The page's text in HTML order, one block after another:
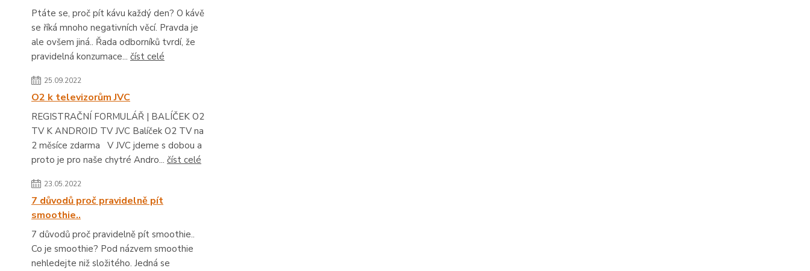
Ptáte se, proč pít kávu každý den? O kávě
se říká mnoho negativních věcí. Pravda je
ale ovšem jiná.. Řada odborníků tvrdí, že
pravidelná konzumace... číst celé
25.09.2022
O2 k televizorům JVC
REGISTRAČNÍ FORMULÁŘ | BALÍČEK O2
TV K ANDROID TV JVC Balíček O2 TV na
2 měsíce zdarma V JVC jdeme s dobou a
proto je pro naše chytré Andro... číst celé
23.05.2022
7 důvodů proč pravidelně pít
smoothie..
7 důvodů proč pravidelně pít smoothie..
Co je smoothie? Pod názvem smoothie
nehledejte niž složitého. Jedná se